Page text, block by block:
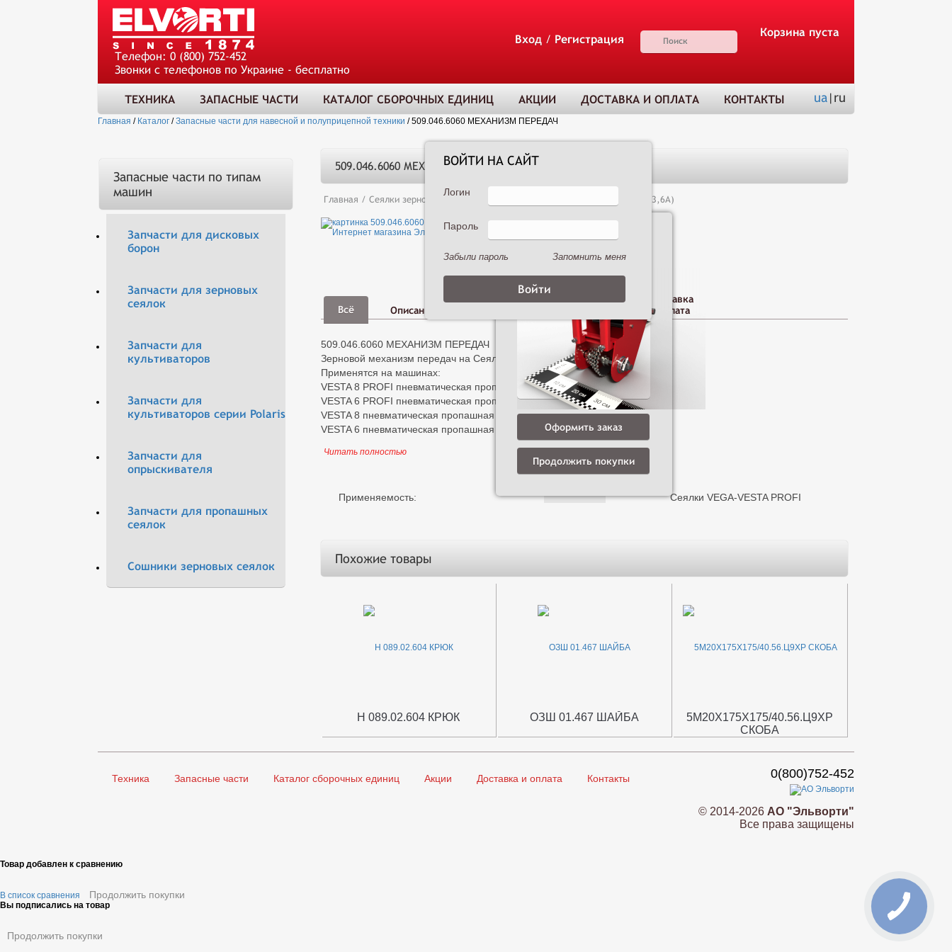
Телефон: 0 (800) 752-452
Звонки с телефонов по Украине - бесплатно
Вход / Регистрация
Корзина пуста
ТЕХНИКА ЗАПАСНЫЕ ЧАСТИ КАТАЛОГ СБОРОЧНЫХ ЕДИНИЦ АКЦИИ ДОСТАВКА И ОПЛАТА КОНТАКТЫ ua|ru
Главная / Каталог /Запасные части для навесной и полуприцепной техники /509.046.6060 МЕХАНИЗМ ПЕРЕДАЧ
Запасные части по типам
машин
Запчасти для дисковых
борон
Запчасти для зерновых
сеялок
Запчасти для
культиваторов
Запчасти для
культиваторов серии Polaris
Запчасти для
опрыскивателя
Запчасти для пропашных
сеялок
Сошники зерновых сеялок
509.046.6060 МЕХАНИЗМ ПЕРЕДАЧ
Главная / Сеялки зерновые Сеялка зернотуковая рядовая Астра 3,6А (С3-3,6А)
Всё Описание
Доставка
и оплата
509.046.6060 МЕХАНИЗМ ПЕРЕДАЧ
Зерновой механизм передач на Сеялки серии Веста профи УСП
Применятся на машинах:
VESTA 8 PROFI пневматическая пропашная сеялка
VESTA 6 PROFI пневматическая пропашная сеялка
VESTA 8 пневматическая пропашная сеялка
VESTA 6 пневматическая пропашная сеялка
Читать полностью
Применяемость: Сеялки VEGA-VESTA PROFI
Похожие товары
Н 089.02.604 КРЮК ОЗШ 01.467 ШАЙБА
5М20Х175Х175/40.56.Ц9ХР
СКОБА
Техника Запасные части Каталог сборочных единиц Акции Доставка и оплата Контакты 0(800)752-452
© 2014-2026 АО "Эльворти"
Все права защищены
Товар добавлен к сравнению
В список сравнения Продолжить покупки
Оформить заказ
Продолжить покупки
Вы подписались на товар
Продолжить покупки
ВОЙТИ НА САЙТ
Логин
Пароль
Забыли пароль Запомнить меня